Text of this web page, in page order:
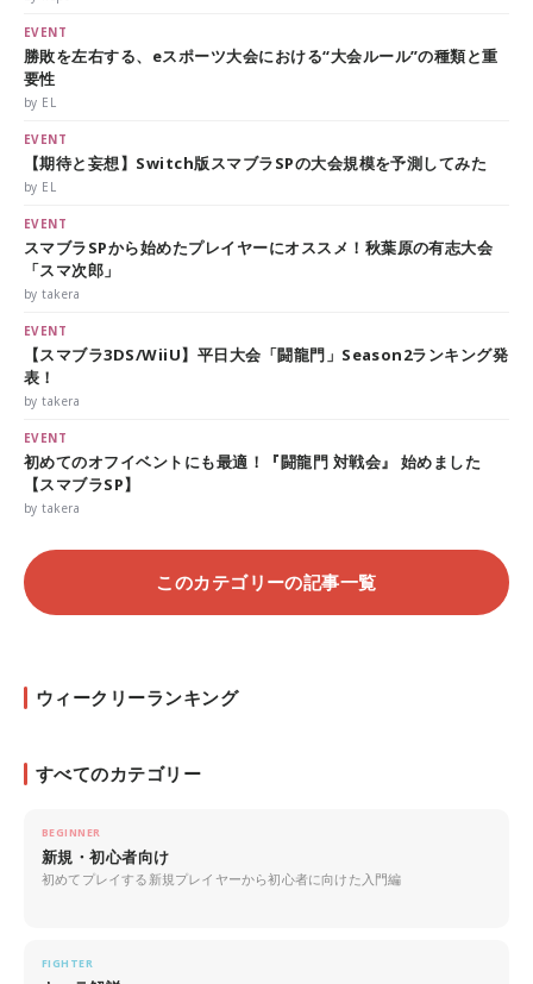
EVENT
勝敗を左右する、eスポーツ大会における“大会ルール”の種類と重
要性
by EL
EVENT
【期待と妄想】Switch版スマブラSPの大会規模を予測してみた
by EL
EVENT
スマブラSPから始めたプレイヤーにオススメ！秋葉原の有志大会
「スマ次郎」
by takera
EVENT
【スマブラ3DS/WiiU】平日大会「闘龍門」Season2ランキング発
表！
by takera
EVENT
初めてのオフイベントにも最適！『闘龍門 対戦会』 始めました
【スマブラSP】
by takera
このカテゴリーの記事一覧
ウィークリーランキング
すべてのカテゴリー
BEGINNER
新規・初心者向け
初めてプレイする新規プレイヤーから初心者に向けた入門編
FIGHTER